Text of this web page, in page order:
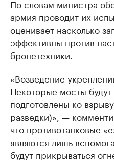
По словам министра
армия проводит их
оценивает насколько
эффективны против
бронетехники.
«Возведение
Некоторые мосты
подготовлены ко
разведки)», —
что противотанковые
являются лишь
будут прикрываться